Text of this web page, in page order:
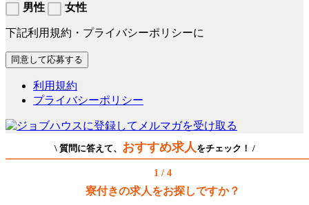
男性
女性
下記利用規約・プライバシーポリシーに
利用規約
プライバシーポリシー
\ 質問に答えて、 おすすめ求人をチェック！ /
1 / 4
寮付きの求人をお探しですか？